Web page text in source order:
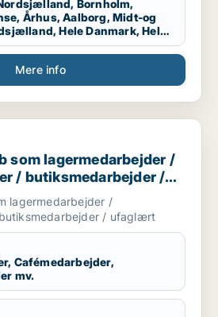
Bornholm,
Århus, Aalborg, Midt-og
Hele Danmark, Hele
Vestjylland
Mere info
lagermedarbejder /
som lagermedarbejder /
/ butiksmedarbejder /
lagermedarbejder /
/ ufaglært
Cafémedarbejder,
mv.